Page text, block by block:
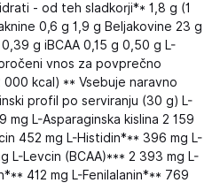
- od teh sladkorji** 1,8 g (1
0,6 g 1,9 g Beljakovine 23 g
g iBCAA 0,15 g 0,50 g L-
vnos za povprečno
kcal) ** Vsebuje naravno
profil po serviranju (30 g) L-
mg L-Asparaginska kislina 2 159
452 mg L-Histidin*** 396 mg L-
L-Levcin (BCAA)*** 2 393 mg L-
412 mg L-Fenilalanin*** 769